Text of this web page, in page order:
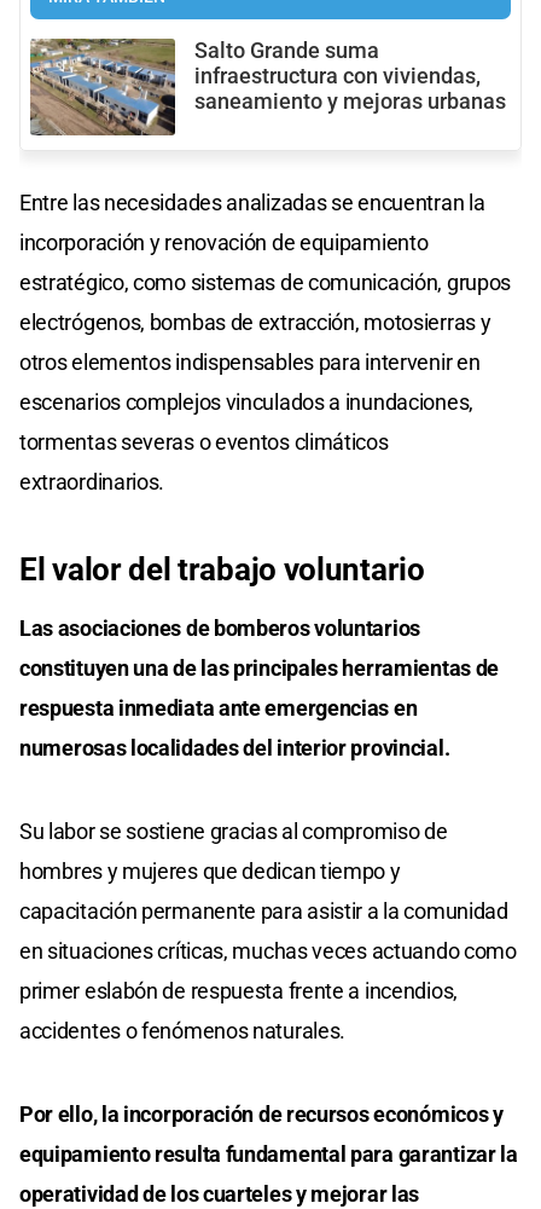
Salto Grande suma
infraestructura con viviendas,
saneamiento y mejoras urbanas
Entre las necesidades analizadas se encuentran la
incorporación y renovación de equipamiento
estratégico, como sistemas de comunicación, grupos
electrógenos, bombas de extracción, motosierras y
otros elementos indispensables para intervenir en
escenarios complejos vinculados a inundaciones,
tormentas severas o eventos climáticos
extraordinarios.
El valor del trabajo voluntario
Las asociaciones de bomberos voluntarios
constituyen una de las principales herramientas de
respuesta inmediata ante emergencias en
numerosas localidades del interior provincial.
Su labor se sostiene gracias al compromiso de
hombres y mujeres que dedican tiempo y
capacitación permanente para asistir a la comunidad
en situaciones críticas, muchas veces actuando como
primer eslabón de respuesta frente a incendios,
accidentes o fenómenos naturales.
Por ello, la incorporación de recursos económicos y
equipamiento resulta fundamental para garantizar la
operatividad de los cuarteles y mejorar las